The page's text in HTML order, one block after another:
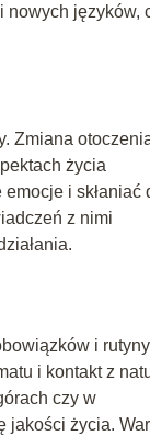
nowych języków,
Zmiana
życia
i skłaniać
z nimi
i rutyny
i kontakt z
czy w
jakości życia.